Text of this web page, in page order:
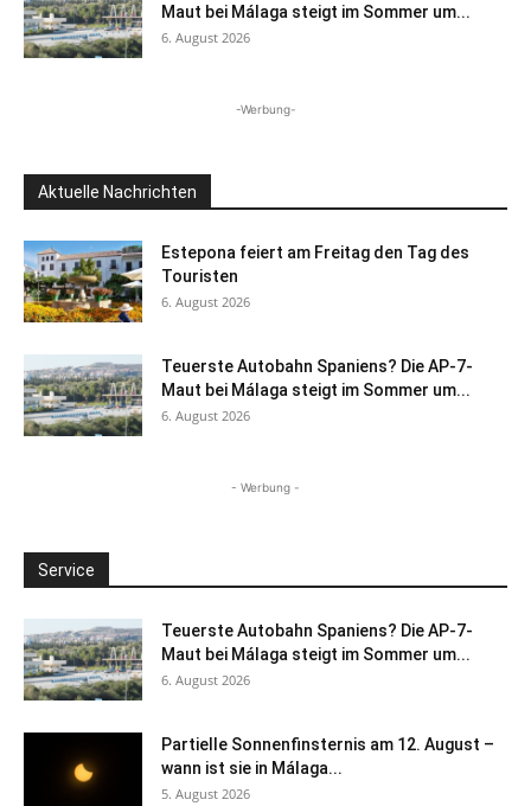
Maut bei Málaga steigt im Sommer um...
6. August 2026
-Werbung-
Aktuelle Nachrichten
Estepona feiert am Freitag den Tag des
Touristen
6. August 2026
Teuerste Autobahn Spaniens? Die AP-7-
Maut bei Málaga steigt im Sommer um...
6. August 2026
- Werbung -
Service
Teuerste Autobahn Spaniens? Die AP-7-
Maut bei Málaga steigt im Sommer um...
6. August 2026
Partielle Sonnenfinsternis am 12. August –
wann ist sie in Málaga...
5. August 2026